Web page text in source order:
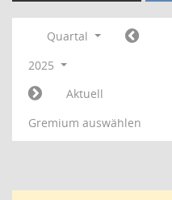
Quartal
2025
Aktuell
Gremium auswählen